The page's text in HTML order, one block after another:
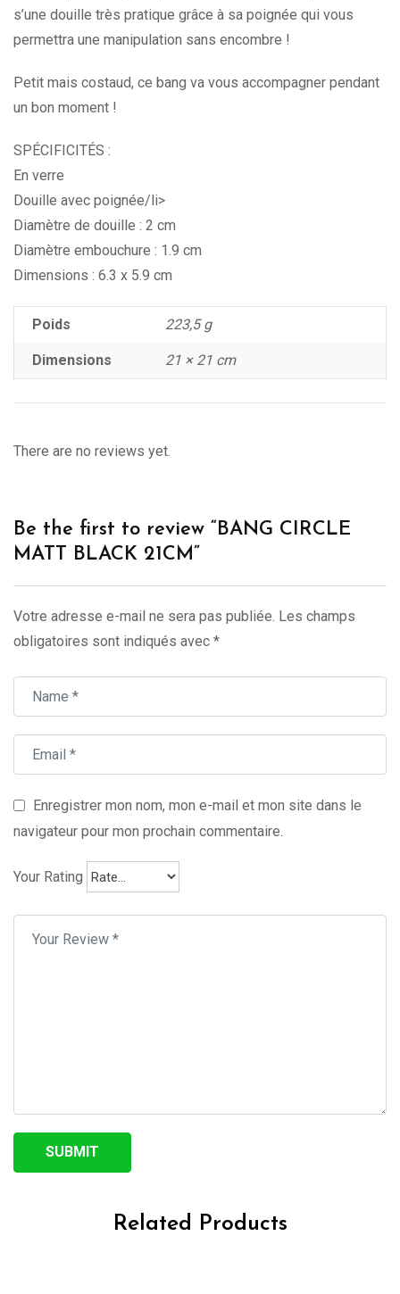
s’une douille très pratique grâce à sa poignée qui vous
permettra une manipulation sans encombre !
Petit mais costaud, ce bang va vous accompagner pendant
un bon moment !
SPÉCIFICITÉS :
En verre
Douille avec poignée/li>
Diamètre de douille : 2 cm
Diamètre embouchure : 1.9 cm
Dimensions : 6.3 x 5.9 cm
Poids 223,5 g
Dimensions 21 × 21 cm
There are no reviews yet.
Be the first to review “BANG CIRCLE
MATT BLACK 21CM”
Votre adresse e-mail ne sera pas publiée. Les champs
obligatoires sont indiqués avec *
Enregistrer mon nom, mon e-mail et mon site dans le
navigateur pour mon prochain commentaire.
Your Rating
Related Products